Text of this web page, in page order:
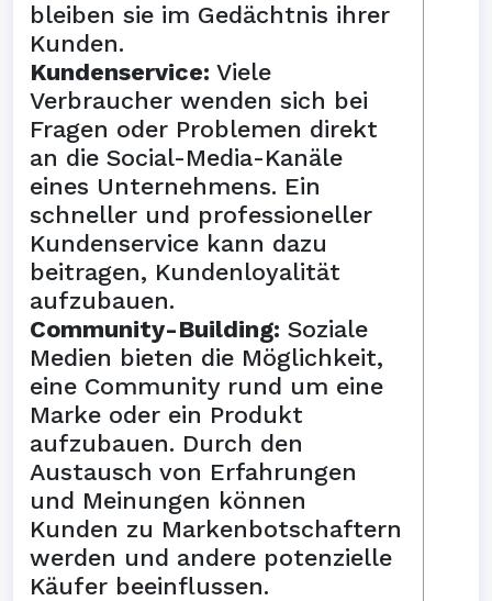
bleiben sie im Gedächtnis ihrer
Kunden.
Kundenservice: Viele
Verbraucher wenden sich bei
Fragen oder Problemen direkt
an die Social-Media-Kanäle
eines Unternehmens. Ein
schneller und professioneller
Kundenservice kann dazu
beitragen, Kundenloyalität
aufzubauen.
Community-Building: Soziale
Medien bieten die Möglichkeit,
eine Community rund um eine
Marke oder ein Produkt
aufzubauen. Durch den
Austausch von Erfahrungen
und Meinungen können
Kunden zu Markenbotschaftern
werden und andere potenzielle
Käufer beeinflussen.